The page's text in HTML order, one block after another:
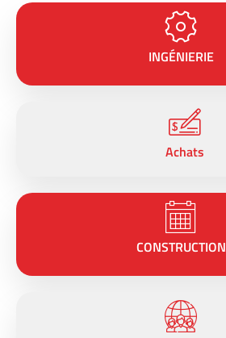
INGÉNIERIE
Achats
CONSTRUCTION